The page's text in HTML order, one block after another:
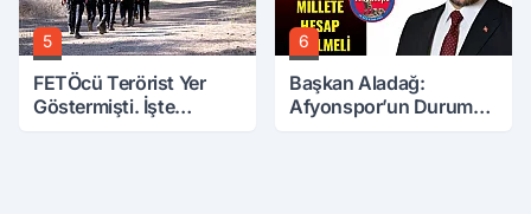
5
FETÖcü Terörist Yer
Göstermişti. İşte
6
Başkan Aladağ:
Afyonspor’un Durumu